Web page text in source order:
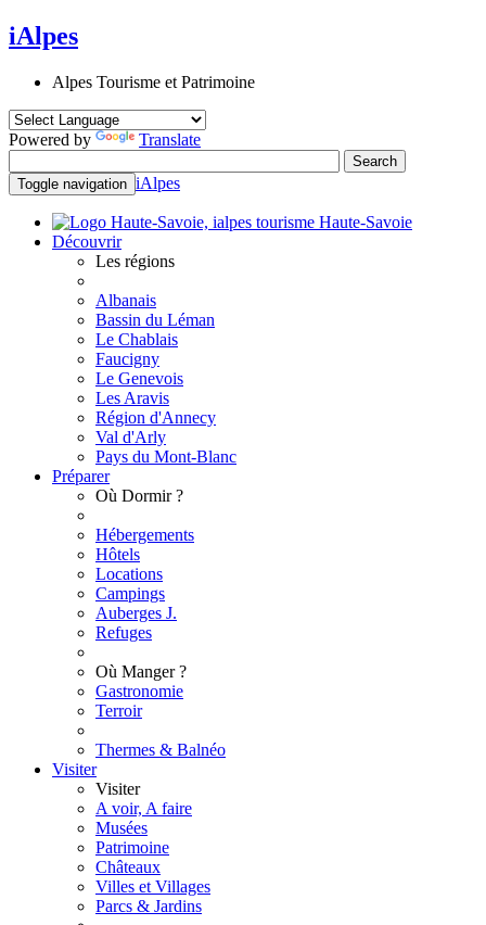
iAlpes
Alpes Tourisme et Patrimoine
Powered by Translate
Toggle navigation iAlpes
Haute-Savoie
Découvrir
Les régions
Albanais
Bassin du Léman
Le Chablais
Faucigny
Le Genevois
Les Aravis
Région d'Annecy
Val d'Arly
Pays du Mont-Blanc
Préparer
Où Dormir ?
Hébergements
Hôtels
Locations
Campings
Auberges J.
Refuges
Où Manger ?
Gastronomie
Terroir
Thermes & Balnéo
Visiter
Visiter
A voir, A faire
Musées
Patrimoine
Châteaux
Villes et Villages
Parcs & Jardins